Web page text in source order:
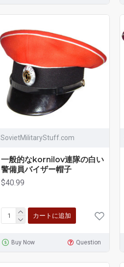
SovietMilitaryStuff.com
一般的なkornilov連隊の白い
警備員バイザー帽子
$40.99
カートに追加
Buy Now Question